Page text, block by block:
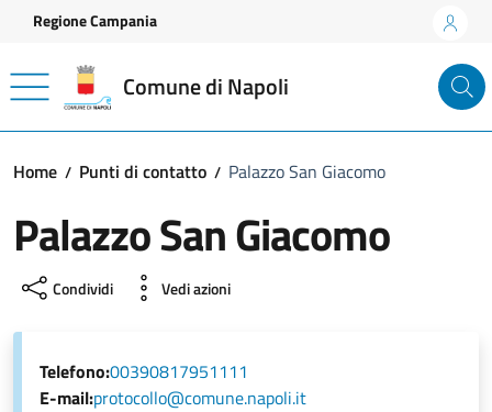
Vai ai contenuti
Vai al footer
Regione Campania
Comune di Napoli
Home Punti di contatto Palazzo San Giacomo
Palazzo San Giacomo
Condividi Vedi azioni
Telefono:00390817951111
E-mail:protocollo@comune.napoli.it